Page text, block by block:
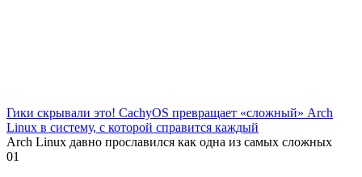
Гики скрывали это! CachyOS превращает «сложный» Arch
Linux в систему, с которой справится каждый
Arch Linux давно прославился как одна из самых сложных
01